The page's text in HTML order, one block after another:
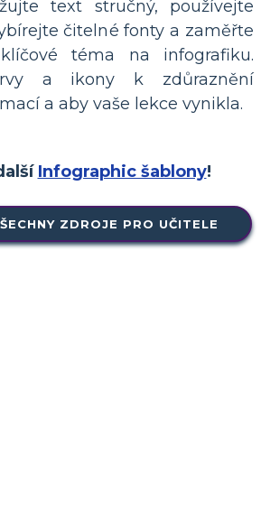
text stručný, používejte
čitelné fonty a zaměřte
téma na infografiku.
a ikony k zdůraznění
a aby vaše lekce vynikla.
Infographic šablony!
ZDROJE PRO UČITELE